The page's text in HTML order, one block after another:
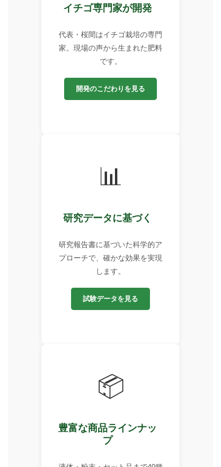
イチゴ専門家が開発
代表・桜間はイチゴ栽培の専門
家。現場の声から生まれた肥料
です。
開発のこだわりを見る
📊
研究データに基づく
研究報告書に基づいた科学的ア
プローチで、確かな効果を実現
します。
試験データを見る
📦
豊富な商品ラインナッ
プ